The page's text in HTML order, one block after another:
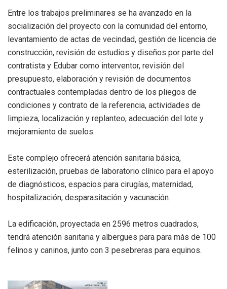
Entre los trabajos preliminares se ha avanzado en la
socialización del proyecto con la comunidad del entorno,
levantamiento de actas de vecindad, gestión de licencia de
construcción, revisión de estudios y diseños por parte del
contratista y Edubar como interventor, revisión del
presupuesto, elaboración y revisión de documentos
contractuales contempladas dentro de los pliegos de
condiciones y contrato de la referencia, actividades de
limpieza, localización y replanteo, adecuación del lote y
mejoramiento de suelos.
Este complejo ofrecerá atención sanitaria básica,
esterilización, pruebas de laboratorio clínico para el apoyo
de diagnósticos, espacios para cirugías, maternidad,
hospitalización, desparasitación y vacunación.
La edificación, proyectada en 2596 metros cuadrados,
tendrá atención sanitaria y albergues para para más de 100
felinos y caninos, junto con 3 pesebreras para equinos.